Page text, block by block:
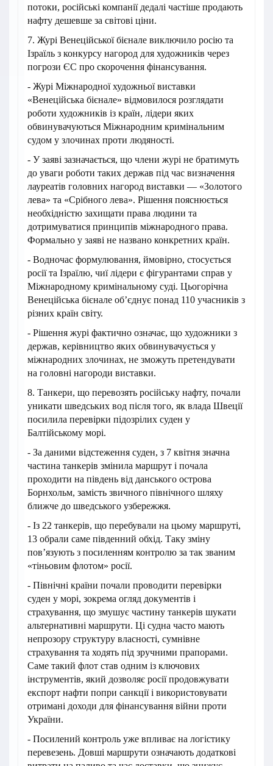
потоки, російські компанії дедалі частіше продають
нафту дешевше за світові ціни.
7. Журі Венеційської бієнале виключило росію та
Ізраїль з конкурсу нагород для художників через
погрози ЄС про скорочення фінансування.
- Журі Міжнародної художньої виставки
«Венеційська бієнале» відмовилося розглядати
роботи художників із країн, лідери яких
обвинувачуються Міжнародним кримінальним
судом у злочинах проти людяності.
- У заяві зазначається, що члени журі не братимуть
до уваги роботи таких держав під час визначення
лауреатів головних нагород виставки — «Золотого
лева» та «Срібного лева». Рішення пояснюється
необхідністю захищати права людини та
дотримуватися принципів міжнародного права.
Формально у заяві не названо конкретних країн.
- Водночас формулювання, ймовірно, стосується
росії та Ізраїлю, чиї лідери є фігурантами справ у
Міжнародному кримінальному суді. Цьогорічна
Венеційська бієнале об’єднує понад 110 учасників з
різних країн світу.
- Рішення журі фактично означає, що художники з
держав, керівництво яких обвинувачується у
міжнародних злочинах, не зможуть претендувати
на головні нагороди виставки.
8. Танкери, що перевозять російську нафту, почали
уникати шведських вод після того, як влада Швеції
посилила перевірки підозрілих суден у
Балтійському морі.
- За даними відстеження суден, з 7 квітня значна
частина танкерів змінила маршрут і почала
проходити на південь від данського острова
Борнхольм, замість звичного північного шляху
ближче до шведського узбережжя.
- Із 22 танкерів, що перебували на цьому маршруті,
13 обрали саме південний обхід. Таку зміну
пов’язують з посиленням контролю за так званим
«тіньовим флотом» росії.
- Північні країни почали проводити перевірки
суден у морі, зокрема огляд документів і
страхування, що змушує частину танкерів шукати
альтернативні маршрути. Ці судна часто мають
непрозору структуру власності, сумнівне
страхування та ходять під зручними прапорами.
Саме такий флот став одним із ключових
інструментів, який дозволяє росії продовжувати
експорт нафти попри санкції і використовувати
отримані доходи для фінансування війни проти
України.
- Посилений контроль уже впливає на логістику
перевезень. Довші маршрути означають додаткові